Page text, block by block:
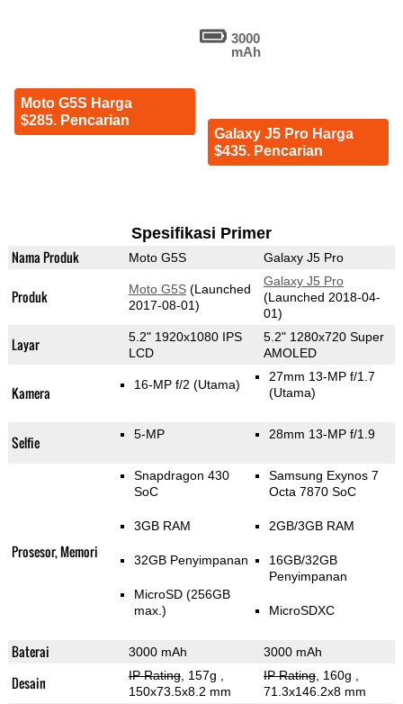
Moto G5S Harga
$285. Pencarian
3000
mAh
Galaxy J5 Pro Harga
$435. Pencarian
Spesifikasi Primer
Nama Produk Moto G5S Galaxy J5 Pro
Produk Moto G5S(Launched
2017-08-01)
Galaxy J5 Pro
(Launched 2018-04-
01)
Layar
5.2" 1920x1080 IPS
LCD
5.2" 1280x720 Super
AMOLED
Kamera 16-MP f/2 (Utama)
27mm 13-MP f/1.7
(Utama)
Selfie 5-MP 28mm 13-MP f/1.9
Prosesor, Memori
Snapdragon 430
SoC
3GB RAM
32GB Penyimpanan
MicroSD (256GB
max.)
Samsung Exynos 7
Octa 7870 SoC
2GB/3GB RAM
16GB/32GB
Penyimpanan
MicroSDXC
Baterai 3000 mAh 3000 mAh
Desain IP Rating, 157g
150x73.5x8.2 mm
IP Rating, 160g
71.3x146.2x8 mm